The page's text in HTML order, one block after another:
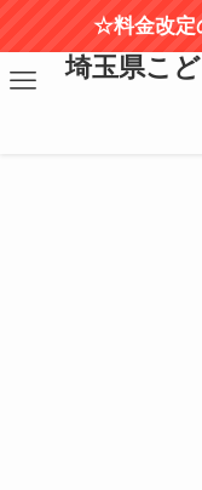
☆料金改定
埼玉県こ